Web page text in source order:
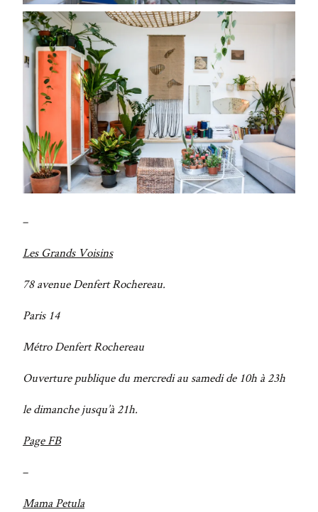
–
Les Grands Voisins
78 avenue Denfert Rochereau.
Paris 14
Métro Denfert Rochereau
Ouverture publique du mercredi au samedi de 10h à 23h
le dimanche jusqu’à 21h.
Page FB
–
Mama Petula